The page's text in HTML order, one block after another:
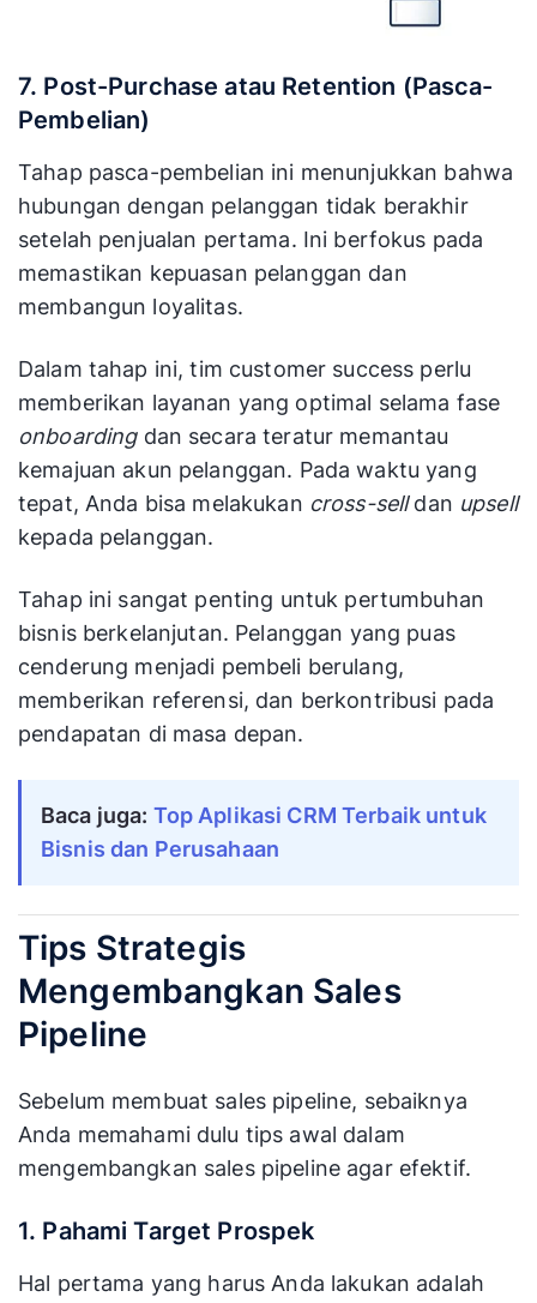
7. Post-Purchase atau Retention (Pasca-
Pembelian)
Tahap pasca-pembelian ini menunjukkan bahwa
hubungan dengan pelanggan tidak berakhir
setelah penjualan pertama. Ini berfokus pada
memastikan kepuasan pelanggan dan
membangun loyalitas.
Dalam tahap ini, tim customer success perlu
memberikan layanan yang optimal selama fase
onboarding dan secara teratur memantau
kemajuan akun pelanggan. Pada waktu yang
tepat, Anda bisa melakukan cross-selldan upsell
kepada pelanggan.
Tahap ini sangat penting untuk pertumbuhan
bisnis berkelanjutan. Pelanggan yang puas
cenderung menjadi pembeli berulang,
memberikan referensi, dan berkontribusi pada
pendapatan di masa depan.
Baca juga: Top Aplikasi CRM Terbaik untuk
Bisnis dan Perusahaan
Tips Strategis
Mengembangkan Sales
Pipeline
Sebelum membuat sales pipeline, sebaiknya
Anda memahami dulu tips awal dalam
mengembangkan sales pipeline agar efektif.
1. Pahami Target Prospek
Hal pertama yang harus Anda lakukan adalah